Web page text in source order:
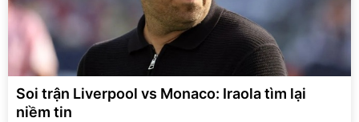
Soi trận Liverpool vs Monaco: Iraola tìm lại
niềm tin